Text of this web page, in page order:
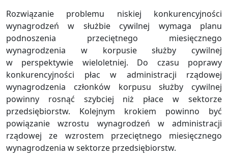
Rozwiązanie problemu niskiej konkurencyjności
wynagrodzeń w służbie cywilnej wymaga planu
podnoszenia przeciętnego miesięcznego
wynagrodzenia w korpusie służby cywilnej
w perspektywie wieloletniej. Do czasu poprawy
konkurencyjności płac w administracji rządowej
wynagrodzenia członków korpusu służby cywilnej
powinny rosnąć szybciej niż płace w sektorze
przedsiębiorstw. Kolejnym krokiem powinno być
powiązanie wzrostu wynagrodzeń w administracji
rządowej ze wzrostem przeciętnego miesięcznego
wynagrodzenia w sektorze przedsiębiorstw.